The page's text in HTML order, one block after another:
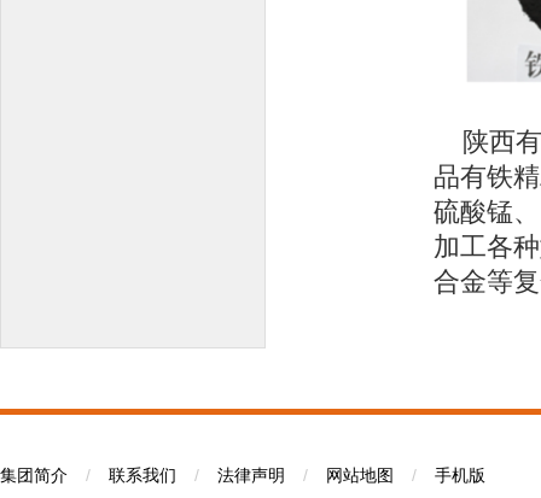
陕西
品有铁
硫酸锰
加工各
合金等
集团简介 / 联系我们 / 法律声明 / 网站地图 / 手机版